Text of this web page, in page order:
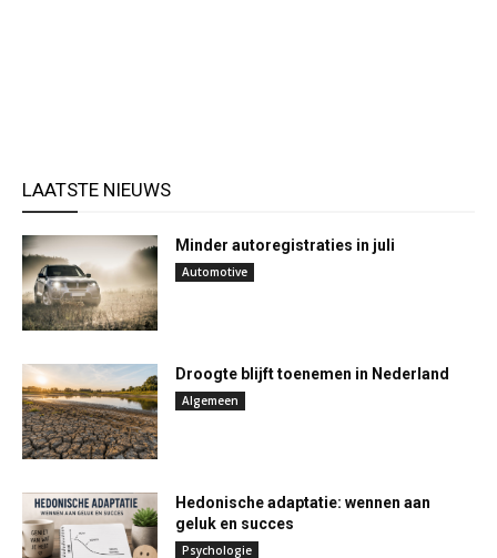
LAATSTE NIEUWS
Minder autoregistraties in juli
Automotive
Droogte blijft toenemen in Nederland
Algemeen
Hedonische adaptatie: wennen aan
geluk en succes
Psychologie